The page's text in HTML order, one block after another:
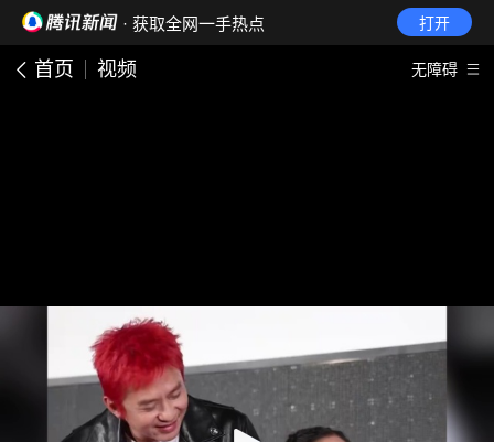
· 获取全网一手热点 打开
首页 视频 无障碍